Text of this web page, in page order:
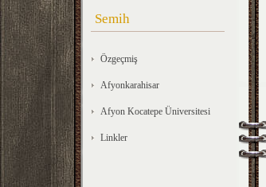
Semih
Özgeçmiş
Afyonkarahisar
Afyon Kocatepe Üniversitesi
Linkler